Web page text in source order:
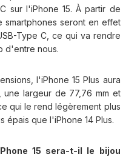
sur l'iPhone 15. À partir de
smartphones seront en effet
Type C, ce qui va rendre
d'entre nous.
l'iPhone 15 Plus aura
une largeur de 77,76 mm et
qui le rend légèrement plus
épais que l'iPhone 14 Plus.
15 sera-t-il le bijou